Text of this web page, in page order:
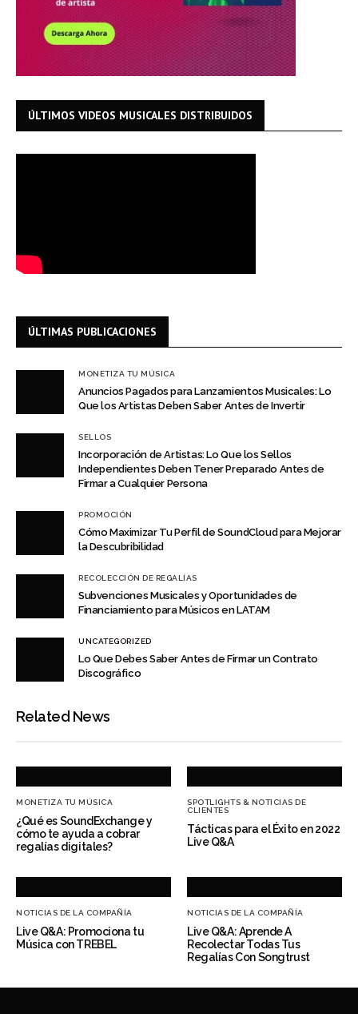
ÚLTIMOS VIDEOS MUSICALES DISTRIBUIDOS
ÚLTIMAS PUBLICACIONES
MONETIZA TU MÚSICA
Anuncios Pagados para Lanzamientos Musicales: Lo
Que los Artistas Deben Saber Antes de Invertir
SELLOS
Incorporación de Artistas: Lo Que los Sellos
Independientes Deben Tener Preparado Antes de
Firmar a Cualquier Persona
PROMOCIÓN
Cómo Maximizar Tu Perfil de SoundCloud para Mejorar
la Descubribilidad
RECOLECCIÓN DE REGALÍAS
Subvenciones Musicales y Oportunidades de
Financiamiento para Músicos en LATAM
UNCATEGORIZED
Lo Que Debes Saber Antes de Firmar un Contrato
Discográfico
Related News
MONETIZA TU MÚSICA
¿Qué es SoundExchange y
cómo te ayuda a cobrar
regalías digitales?
SPOTLIGHTS & NOTICIAS DE
CLIENTES
Tácticas para el Éxito en 2022
Live Q&A
NOTICIAS DE LA COMPAÑÍA
Live Q&A: Promociona tu
Música con TREBEL
NOTICIAS DE LA COMPAÑÍA
Live Q&A: Aprende A
Recolectar Todas Tus
Regalías Con Songtrust